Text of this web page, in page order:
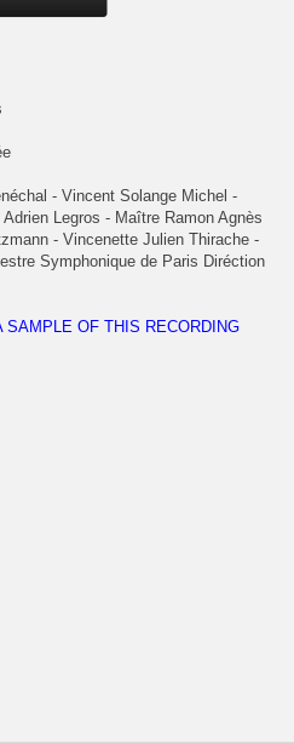
- Vincent Solange Michel -
Legros - Maître Ramon Agnès
- Vincenette Julien Thirache -
Symphonique de Paris Diréction
SAMPLE OF THIS RECORDING